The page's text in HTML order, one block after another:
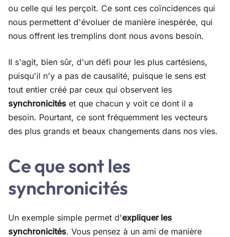
ou celle qui les perçoit. Ce sont ces coïncidences qui
nous permettent d'évoluer de manière inespérée, qui
nous offrent les tremplins dont nous avons besoin.
Il s'agit, bien sûr, d'un défi pour les plus cartésiens,
puisqu'il n'y a pas de causalité, puisque le sens est
tout entier créé par ceux qui observent les
synchronicités et que chacun y voit ce dont il a
besoin. Pourtant, ce sont fréquemment les vecteurs
des plus grands et beaux changements dans nos vies.
Ce que sont les
synchronicités
Un exemple simple permet d'expliquer les
synchronicités. Vous pensez à un ami de manière